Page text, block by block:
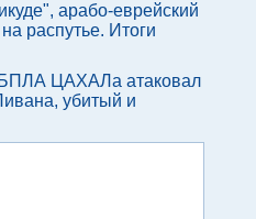
арабо-еврейский
распутье. Итоги
БПЛА ЦАХАЛа атаковал
убитый и